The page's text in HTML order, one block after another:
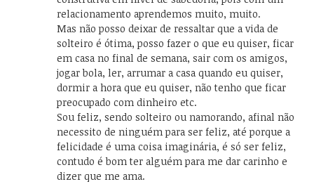
relacionamento aprendemos muito, muito.
Mas não posso deixar de ressaltar que a vida de
solteiro é ótima, posso fazer o que eu quiser, ficar
em casa no final de semana, sair com os amigos,
jogar bola, ler, arrumar a casa quando eu quiser,
dormir a hora que eu quiser, não tenho que ficar
preocupado com dinheiro etc.
Sou feliz, sendo solteiro ou namorando, afinal não
necessito de ninguém para ser feliz, até porque a
felicidade é uma coisa imaginária, é só ser feliz,
contudo é bom ter alguém para me dar carinho e
dizer que me ama.